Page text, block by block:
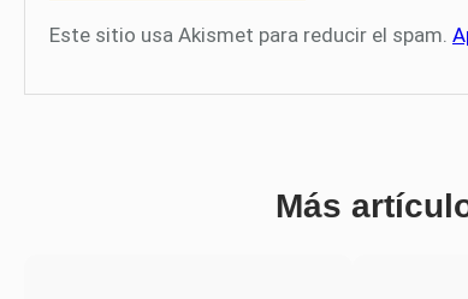
Este sitio usa Akismet para reducir el spam.
Más